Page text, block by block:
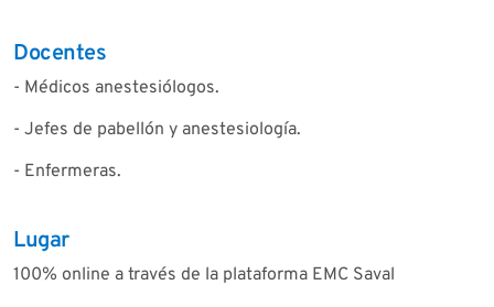
Docentes
- Médicos anestesiólogos.
- Jefes de pabellón y anestesiología.
- Enfermeras.
Lugar
100% online a través de la plataforma EMC Saval